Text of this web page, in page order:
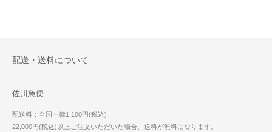
配送・送料について
佐川急便
配送料：全国一律1,100円(税込)
22,000円(税込)以上ご注文いただいた場合、送料が無料になります。